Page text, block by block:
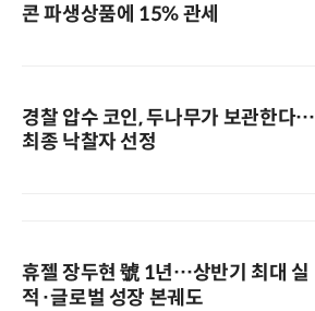
콘 파생상품에 15% 관세
경찰 압수 코인, 두나무가 보관한다…
최종 낙찰자 선정
휴젤 장두현 號 1년…상반기 최대 실
적·글로벌 성장 본궤도